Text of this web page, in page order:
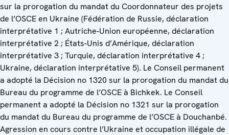
sur la prorogation du mandat du Coordonnateur des projets
de l’OSCE en Ukraine (Fédération de Russie, déclaration
interprétative 1 ; Autriche-Union européenne, déclaration
interprétative 2 ; États-Unis d’Amérique, déclaration
interprétative 3 ; Turquie, déclaration interprétative 4 ;
Ukraine, déclaration interprétative 5). Le Conseil permanent
a adopté la Décision no 1320 sur la prorogation du mandat du
Bureau du programme de l’OSCE à Bichkek. Le Conseil
permanent a adopté la Décision no 1321 sur la prorogation
du mandat du Bureau du programme de l’OSCE à Douchanbé.
Agression en cours contre l’Ukraine et occupation illégale de